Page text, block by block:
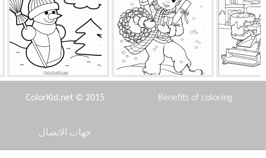
حارس ثلج الصبي تلقى الهدايا
في
ColorKid.net © 2015 Benefits of coloring
جهات الاتصال